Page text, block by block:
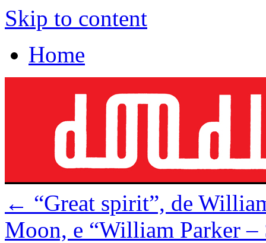
Skip to content
Home
← “Great spirit”, de
Moon, e “William Parker –